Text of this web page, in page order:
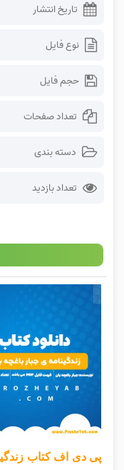
تاریخ انتشار
نوع فایل
حجم فایل
تعداد صفحات
دسته بندی
تعداد بازدید
پی دی اف کتاب